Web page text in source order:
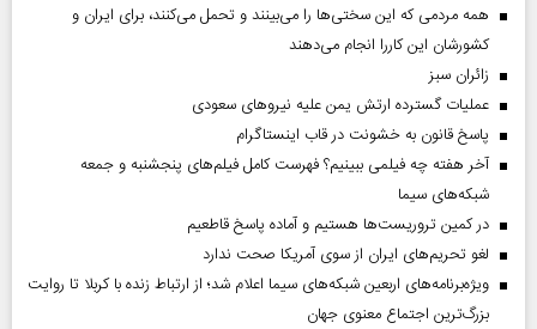
همه مردمی که این سختی‌ها را می‌بینند و تحمل می‌کنند، برای ایران و
کشورشان این کاررا انجام می‌دهند
‌زائران سبز
عملیات گسترده ارتش یمن علیه نیروهای سعودی
پاسخ قانون به خشونت در قاب اینستاگرام
آخر هفته چه فیلمی ببینیم؟ فهرست کامل فیلم‌های پنجشنبه و جمعه
شبکه‌های سیما
در کمین تروریست‌ها هستیم و آماده پاسخ قاطعیم
لغو تحریم‌های ایران از سوی آمریکا صحت ندارد
ویژه‌برنامه‌های اربعین شبکه‌های سیما اعلام شد؛ از ارتباط زنده با کربلا تا روایت
بزرگ‌ترین اجتماع معنوی جهان